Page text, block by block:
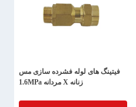
فیتینگ های لوله فشرده سازی مس
زنانه X مردانه 1.6MPa